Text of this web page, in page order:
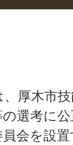
、厚木市
選考に
員会を設